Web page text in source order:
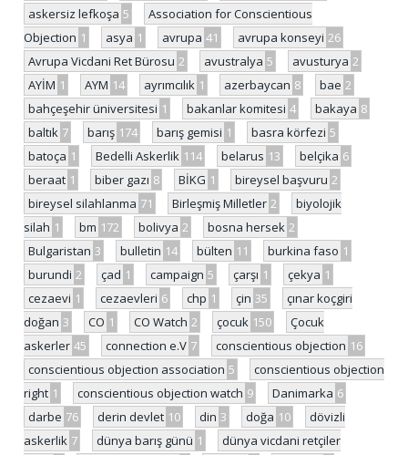
askersiz lefkoşa 5
Association for Conscientious
Objection 1 asya 1 avrupa 41 avrupa konseyi 26
Avrupa Vicdani Ret Bürosu 2 avustralya 5 avusturya 2
AYİM 1 AYM 14 ayrımcılık 1 azerbaycan 8 bae 2
bahçeşehir üniversitesi 1 bakanlar komitesi 4 bakaya 8
baltık 7 barış 174 barış gemisi 1 basra körfezi 5
batoça 1 Bedelli Askerlik 114 belarus 13 belçika 6
beraat 1 biber gazı 8 BİKG 1 bireysel başvuru 2
bireysel silahlanma 71 Birleşmiş Milletler 2
biyolojik
silah 1 bm 172 bolivya 2 bosna hersek 2
Bulgaristan 3 bulletin 14 bülten 11 burkina faso 1
burundi 2 çad 1 campaign 5 çarşı 1 çekya 1
cezaevi 1 cezaevleri 6 chp 1 çin 35
çınar koçgiri
doğan 3 CO 1 CO Watch 2 çocuk 150
Çocuk
askerler 45 connection e.V 7 conscientious objection 16
conscientious objection association 5
conscientious objection
right 1 conscientious objection watch 9 Danimarka 6
darbe 76 derin devlet 10 din 3 doğa 10
dövizli
askerlik 7 dünya barış günü 1
dünya vicdani retçiler